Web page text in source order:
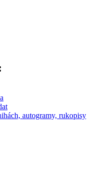
autogramy, rukopisy